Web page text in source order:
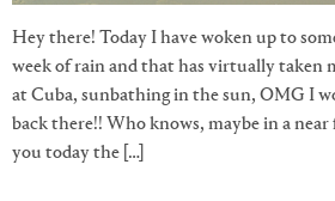
Hey there! Today I have woken up to
week of rain and that has virtually taken
at Cuba, sunbathing in the sun, OMG I
back there!! Who knows, maybe in a
you today the […]